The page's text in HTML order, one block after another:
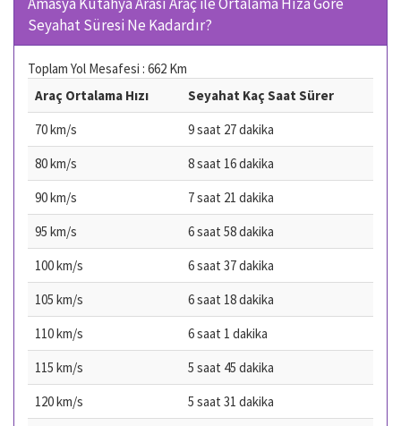
Seyahat Süresi Ne Kadardır?
Toplam Yol Mesafesi : 662 Km
Araç Ortalama Hızı
Seyahat Kaç Saat Sürer
70 km/s
9 saat 27 dakika
80 km/s
8 saat 16 dakika
90 km/s
7 saat 21 dakika
95 km/s
6 saat 58 dakika
100 km/s
6 saat 37 dakika
105 km/s
6 saat 18 dakika
110 km/s
6 saat 1 dakika
115 km/s
5 saat 45 dakika
120 km/s
5 saat 31 dakika